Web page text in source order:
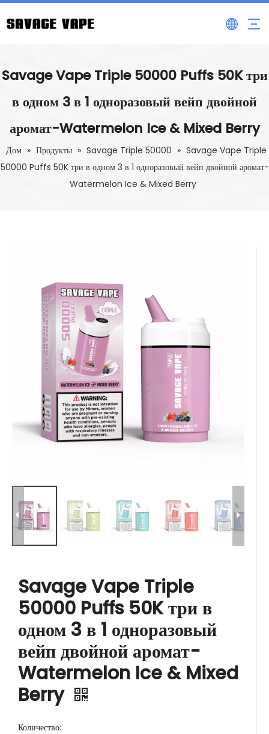
Savage Vape Triple 50000 Puffs 50K три
в одном 3 в 1 одноразовый вейп двойной
аромат-Watermelon Ice & Mixed Berry
Дом » Продукты » Savage Triple 50000 » Savage Vape Triple
50000 Puffs 50K три в одном 3 в 1 одноразовый вейп двойной аромат-
Watermelon Ice & Mixed Berry
Savage Vape Triple
50000 Puffs 50K три в
одном 3 в 1 одноразовый
вейп двойной аромат-
Watermelon Ice & Mixed
Berry
Количество: